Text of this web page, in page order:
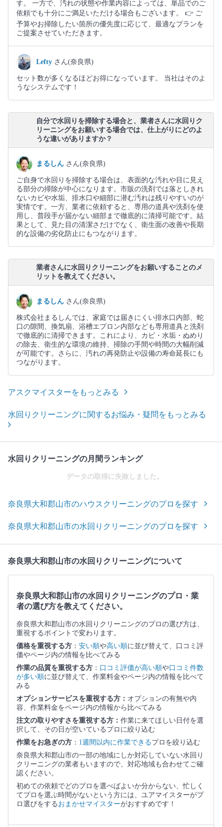
す。 一方で、汚れの状態や作業内容によっては、単品でのご
依頼でも十分にご満足いただける場合もございます。 👉 ご
予算やお掃除したい箇所の優先度に応じて、最適なプランを
ご提案させていただきます。
Lefty さん(奈良県)
セット数が多くなるほどお得になっています。 当社はそのよ
うなシステムです！
自分で水回りを掃除する場合と、業者さんに水回りク
リーニングをお願いする場合では、仕上がりにどのよ
うな違いがありますか？
まるしん さん(奈良県)
ご自身で水回りを掃除する場合は、表面的な汚れや目に見え
る部分の掃除が中心になります。市販の洗剤では落としきれ
ないカビや水垢、排水口や細部に潜む汚れは残りやすいのが
実情です。一方、業者に依頼すると、専用の道具や洗剤を使
用し、普段手が届かない細部まで徹底的に清掃可能です。結
果として、見た目の清潔さだけでなく、衛生面の改善や長期
的な設備の劣化防止にもつながります。
業者さんに水回りクリーニングをお願いすることのメ
リットを教えてください。
まるしん さん(奈良県)
株式会社まるしんでは、家庭では届きにくい排水口内部、蛇
口の隙間、換気扇、浴槽エプロン内部なども専用道具と洗剤
で徹底的に清掃できます。これにより、カビ・水垢・ぬめり
の除去、衛生的な環境の維持、掃除の手間や時間の大幅削減
が可能です。さらに、汚れの再発防止や設備の寿命延長にも
つながります。
アスクマイスターをもっとみる
水回りクリーニングに関するお悩み・疑問をもっとみる
水回りクリーニングの月間ランキング
データの取得に失敗しました。
奈良県大和郡山市のハウスクリーニングのプロを探す
奈良県大和郡山市の水回りクリーニングのプロを探す
奈良県大和郡山市の水回りクリーニングについて
奈良県大和郡山市の水回りクリーニングのプロ・業
者の選び方を教えてください。
奈良県大和郡山市の水回りクリーニングのプロの選び方は、
重視するポイントで変わります。
価格を重視する方 ： 安い順や高い順に並び替えて、口コミ評
価やページ内の情報を比べてみる
作業の品質を重視する方 ： 口コミ評価が高い順や口コミ件数
が多い順に並び替えて、作業料金やページ内の情報を比べて
みる
オプションサービスを重視する方： オプションの有無や内
容、作業料金をページ内の情報から比べてみる
注文の取りやすさを重視する方： 作業に来てほしい日付を選
択して、その日が空いているプロに絞り込む
作業をお急ぎの方 ： 1週間以内に作業できるプロを絞り込む
奈良県大和郡山市の一部の地域にしか対応していない水回り
クリーニングの業者もいますので、対応地域も合わせてご確
認ください。
初めての依頼でどのプロを選べばよいか分からない、忙しく
てプロを選ぶ時間がないという方には、ユアマイスターがプ
ロ選びをする おまかせマイスターがおすすめです！